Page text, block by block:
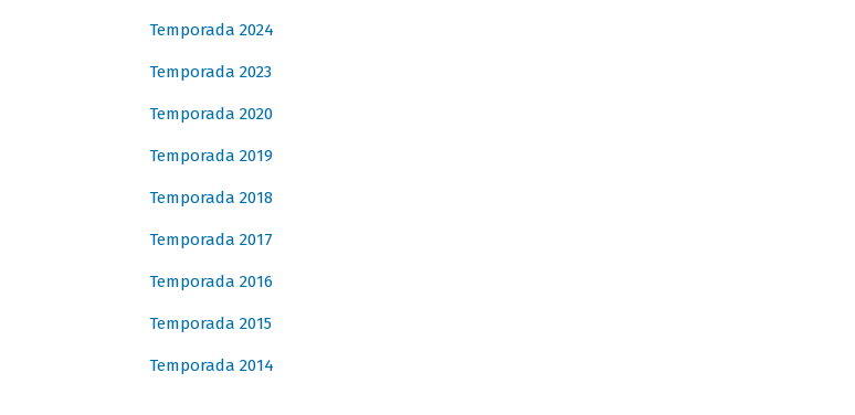
Temporada 2024
Temporada 2023
Temporada 2020
Temporada 2019
Temporada 2018
Temporada 2017
Temporada 2016
Temporada 2015
Temporada 2014